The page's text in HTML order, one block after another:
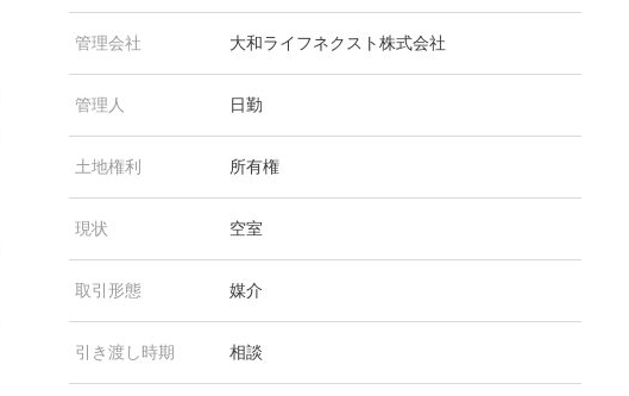
管理会社 大和ライフネクスト株式会社
管理人 日勤
土地権利 所有権
現状 空室
取引形態 媒介
引き渡し時期 相談